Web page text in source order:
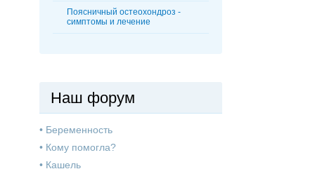
Поясничный остеохондроз -
симптомы и лечение
Наш форум
• Беременность
• Кому помогла?
• Кашель